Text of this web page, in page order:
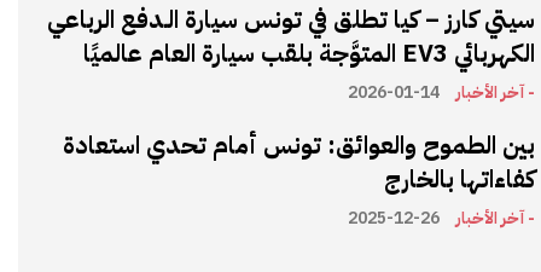
سيتي كارز – كيا تطلق في تونس سيارة الـدفع الرباعي
الكهربائي EV3 المتوَّجة بلقب سيارة العام عالميًا
- آخر الأخبار 2026-01-14
بين الطموح والعوائق: تونس أمام تحدي استعادة
كفاءاتها بالخارج
- آخر الأخبار 2025-12-26